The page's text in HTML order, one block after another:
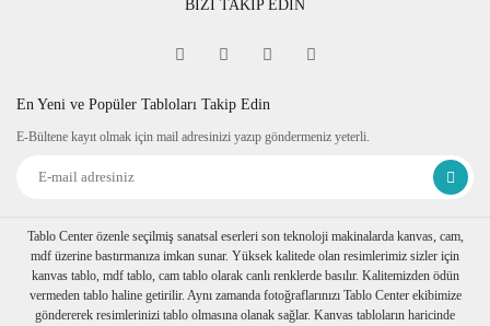
Sipariş verdiğiniz kanvas tablo baskıya girmeden önce
itibaren resmin devamı verilir.
ettiğinden daha dekoratif durur. Askı aparatı monte edilmiş bir
takılarak baloncuklu ambalaja sarılıp, kartonlanır. Nakliye
sırasında hasar görmesi engellenir.
Birden fazla tablo alımı yapılırsa her biri ayrı ayrı
paketlenerek müşterilerimize ulaştırılır.
BİZİ TAKİP EDİN
En Yeni ve Popüler Tabloları Takip Edin
E-Bültene kayıt olmak için mail adresinizi yazıp göndermeniz yeterli.
Tablo Center özenle seçilmiş sanatsal eserleri son teknoloji makinalarda kanvas, cam,
mdf üzerine bastırmanıza imkan sunar. Yüksek kalitede olan resimlerimiz sizler için
kanvas tablo, mdf tablo, cam tablo olarak canlı renklerde basılır. Kalitemizden ödün
vermeden tablo haline getirilir. Aynı zamanda fotoğraflarınızı Tablo Center ekibimize
göndererek resimlerinizi tablo olmasına olanak sağlar. Kanvas tabloların haricinde